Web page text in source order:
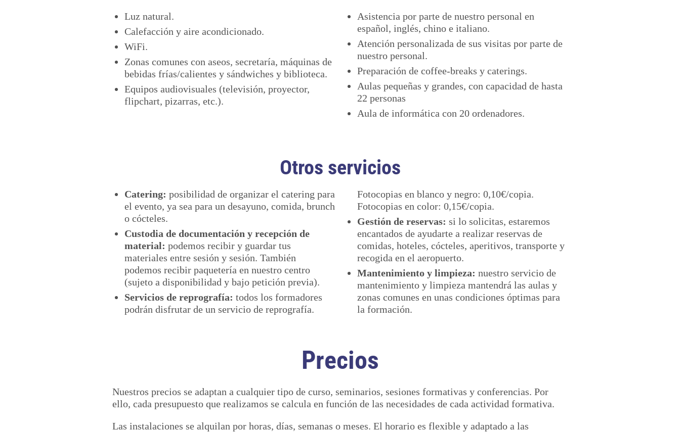
Luz natural.
Calefacción y aire acondicionado.
WiFi.
Zonas comunes con aseos, secretaría, máquinas de
bebidas frías/calientes y sándwiches y biblioteca.
Equipos audiovisuales (televisión, proyector,
flipchart, pizarras, etc.).
Asistencia por parte de nuestro personal en
español, inglés, chino e italiano.
Atención personalizada de sus visitas por parte de
nuestro personal.
Preparación de coffee-breaks y caterings.
Aulas pequeñas y grandes, con capacidad de hasta
22 personas
Aula de informática con 20 ordenadores.
Otros servicios
Catering: posibilidad de organizar el catering para
el evento, ya sea para un desayuno, comida, brunch
o cócteles.
Custodia de documentación y recepción de
material: podemos recibir y guardar tus
materiales entre sesión y sesión. También
podemos recibir paquetería en nuestro centro
(sujeto a disponibilidad y bajo petición previa).
Servicios de reprografía: todos los formadores
podrán disfrutar de un servicio de reprografía.
Fotocopias en blanco y negro: 0,10€/copia.
Fotocopias en color: 0,15€/copia.
Gestión de reservas: si lo solicitas, estaremos
encantados de ayudarte a realizar reservas de
comidas, hoteles, cócteles, aperitivos, transporte y
recogida en el aeropuerto.
Mantenimiento y limpieza: nuestro servicio de
mantenimiento y limpieza mantendrá las aulas y
zonas comunes en unas condiciones óptimas para
la formación.
Precios
Nuestros precios se adaptan a cualquier tipo de curso, seminarios, sesiones formativas y conferencias. Por
ello, cada presupuesto que realizamos se calcula en función de las necesidades de cada actividad formativa.
Las instalaciones se alquilan por horas, días, semanas o meses. El horario es flexible y adaptado a las